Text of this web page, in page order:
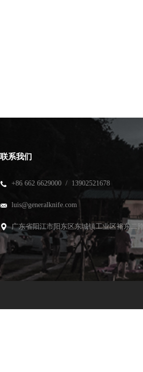
+86 662 6629000 / 13902521678
luis@generalknife.com
广东省阳江市阳东区东城镇工业区裕东二
联系我们